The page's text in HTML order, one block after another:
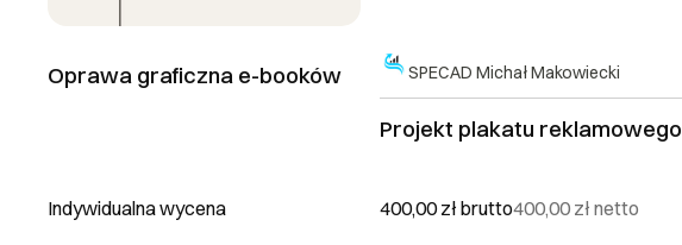
Oprawa graficzna e-booków
Indywidualna wycena
SPECAD Michał Makowiecki
Projekt plakatu reklamowego
400,00 złbrutto400,00 złnetto